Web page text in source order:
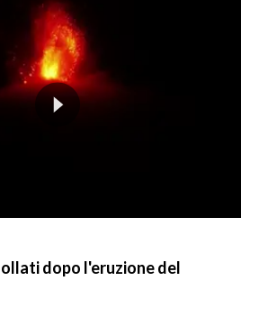
dopo l'eruzione del